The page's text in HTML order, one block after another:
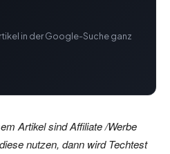
in der Google-Suche ganz
Artikel sind Affiliate /Werbe
nutzen, dann wird Techtest